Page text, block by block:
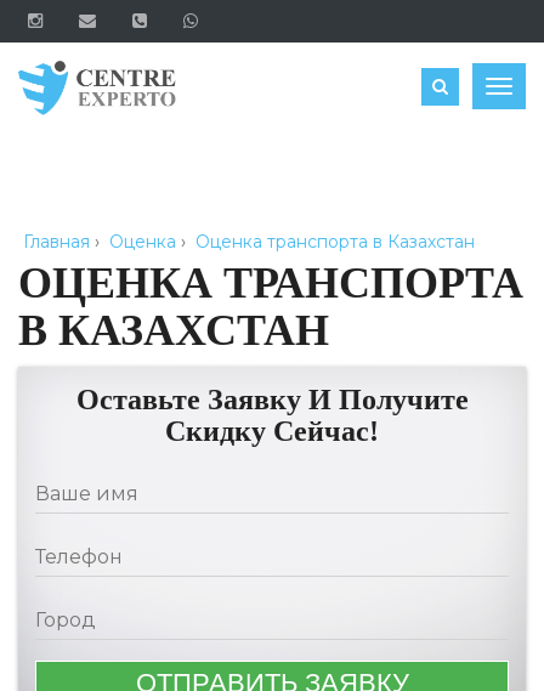
ЗАКАЗАТЬ
Главная › Оценка › Оценка транспорта в Казахстан
ОЦЕНКА ТРАНСПОРТА
В КАЗАХСТАН
Оставьте Заявку И Получите
Скидку Сейчас!